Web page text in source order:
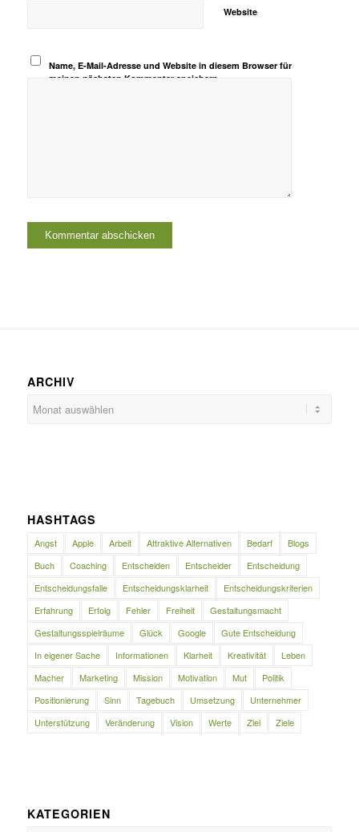
Website
Name, E-Mail-Adresse und Website in diesem Browser für
meinen nächsten Kommentar speichern.
ARCHIV
HASHTAGS
Angst Apple Arbeit Attraktive Alternativen Bedarf
Blogs
Buch
Coaching Entscheiden Entscheider
Entscheidung
Entscheidungsfalle
Entscheidungsklarheit
Entscheidungskriterien
Erfahrung
Erfolg Fehler Freiheit
Gestaltungsmacht
Gestaltungsspielräume
Glück Google
Gute Entscheidung
In eigener Sache
Informationen Klarheit Kreativität
Leben
Macher
Marketing Mission Motivation Mut
Politik
Positionierung
Sinn Tagebuch Umsetzung
Unternehmer
Unterstützung
Veränderung Vision Werte Ziel Ziele
KATEGORIEN